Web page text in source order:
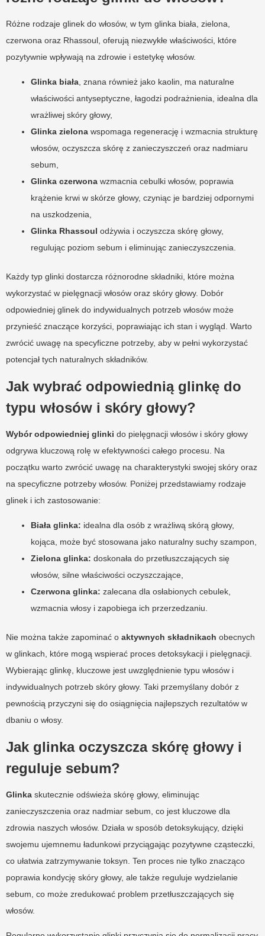
Różne rodzaje glinek do włosów, w tym glinka biała, zielona,
czerwona oraz Rhassoul, oferują niezwykłe właściwości, które
pozytywnie wpływają na zdrowie i estetykę włosów.
Glinka biała , znana również jako kaolin, ma naturalne
właściwości antyseptyczne, łagodzi podrażnienia, idealna dla
wrażliwej skóry głowy,
Glinka zielona wspomaga regenerację i wzmacnia strukturę
włosów, oczyszcza skórę z zanieczyszczeń oraz nadmiaru
sebum,
Glinka czerwona wzmacnia cebulki włosów, poprawia
krążenie krwi w skórze głowy, czyniąc je bardziej odpornymi
na uszkodzenia,
Glinka Rhassoul odżywia i oczyszcza skórę głowy,
regulując poziom sebum i eliminując zanieczyszczenia.
Każdy typ glinki dostarcza różnorodne składniki, które można
wykorzystać w pielęgnacji włosów oraz skóry głowy. Dobór
odpowiedniej glinek do indywidualnych potrzeb włosów może
przynieść znaczące korzyści, poprawiając ich stan i wygląd. Warto
zwrócić uwagę na specyficzne potrzeby, aby w pełni wykorzystać
potencjał tych naturalnych składników.
Jak wybrać odpowiednią glinkę do
typu włosów i skóry głowy?
Wybór odpowiedniej glinki do pielęgnacji włosów i skóry głowy
odgrywa kluczową rolę w efektywności całego procesu. Na
początku warto zwrócić uwagę na charakterystyki swojej skóry oraz
na specyficzne potrzeby włosów. Poniżej przedstawiamy rodzaje
glinek i ich zastosowanie:
Biała glinka: idealna dla osób z wrażliwą skórą głowy,
kojąca, może być stosowana jako naturalny suchy szampon,
Zielona glinka: doskonała do przetłuszczających się
włosów, silne właściwości oczyszczające,
Czerwona glinka: zalecana dla osłabionych cebulek,
wzmacnia włosy i zapobiega ich przerzedzaniu.
Nie można także zapominać o aktywnych składnikach obecnych
w glinkach, które mogą wspierać proces detoksykacji i pielęgnacji.
Wybierając glinkę, kluczowe jest uwzględnienie typu włosów i
indywidualnych potrzeb skóry głowy. Taki przemyślany dobór z
pewnością przyczyni się do osiągnięcia najlepszych rezultatów w
dbaniu o włosy.
Jak glinka oczyszcza skórę głowy i
reguluje sebum?
Glinka skutecznie odświeża skórę głowy, eliminując
zanieczyszczenia oraz nadmiar sebum, co jest kluczowe dla
zdrowia naszych włosów. Działa w sposób detoksykujący, dzięki
swojemu ujemnemu ładunkowi przyciągając pozytywne cząsteczki,
co ułatwia zatrzymywanie toksyn. Ten proces nie tylko znacząco
poprawia kondycję skóry głowy, ale także reguluje wydzielanie
sebum, co może zredukować problem przetłuszczających się
włosów.